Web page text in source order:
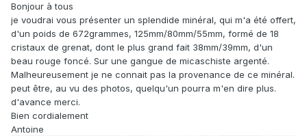
Bonjour à tous
je voudrai vous présenter un splendide minéral, qui m'a été offert,
d'un poids de 672grammes, 125mm/80mm/55mm, formé de 18
cristaux de grenat, dont le plus grand fait 38mm/39mm, d'un
beau rouge foncé. Sur une gangue de micaschiste argenté.
Malheureusement je ne connait pas la provenance de ce minéral.
peut être, au vu des photos, quelqu'un pourra m'en dire plus.
d'avance merci.
Bien cordialement
Antoine